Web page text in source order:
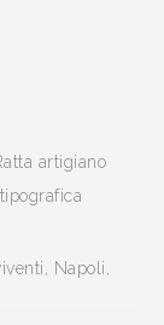
artigiano
Napoli,